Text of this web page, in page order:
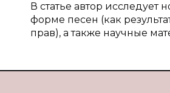
В статье автор
форме песен (как
прав), а также научные